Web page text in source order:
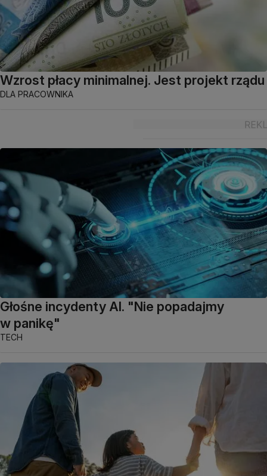
Wzrost płacy minimalnej. Jest projekt rządu
DLA PRACOWNIKA
Głośne incydenty AI. "Nie popadajmy
w panikę"
TECH